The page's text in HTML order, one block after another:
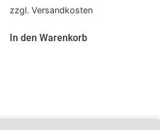
zzgl. Versandkosten
In den Warenkorb